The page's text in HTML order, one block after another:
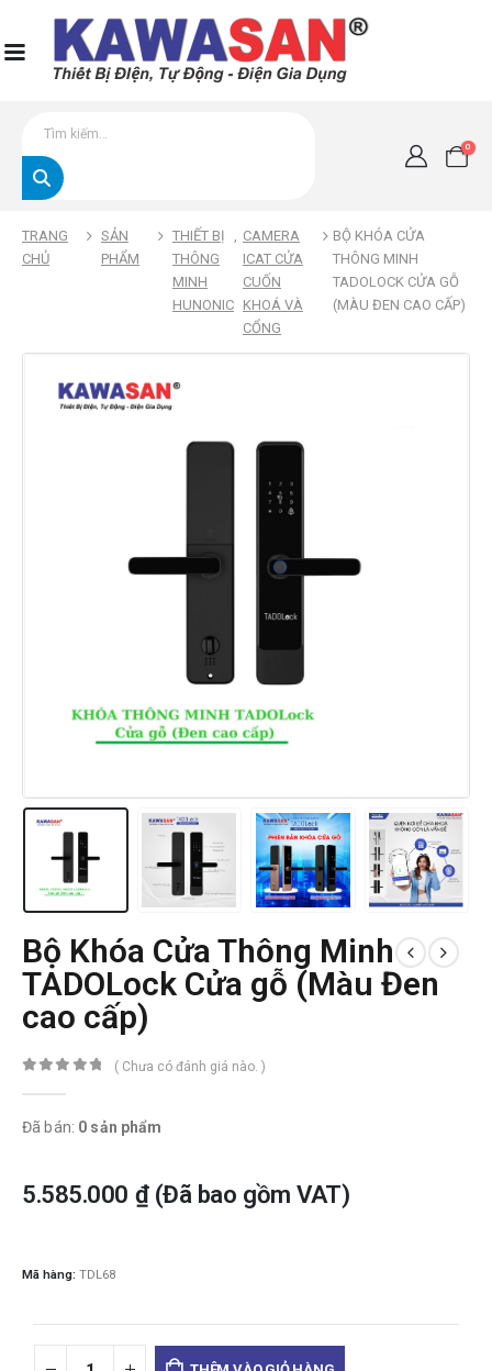
0
TRANG
CHỦ
SẢN
PHẨM
THIẾT BỊ
THÔNG
MINH
HUNONIC
, CAMERA
ICAT CỬA
CUỐN
KHOÁ VÀ
CỔNG
BỘ KHÓA CỬA
THÔNG MINH
TADOLOCK CỬA GỖ
(MÀU ĐEN CAO CẤP)
Bộ Khóa Cửa Thông Minh
TADOLock Cửa gỗ (Màu Đen
cao cấp)
( Chưa có đánh giá nào. )
Đã bán: 0 sản phẩm
5.585.000 ₫(Đã bao gồm VAT)
Mã hàng: TDL68